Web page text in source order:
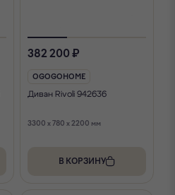
382 200 ₽
OGOGOHOME
Диван Rivoli 942636
3300 x 780 x 2200 мм
В КОРЗИНУ